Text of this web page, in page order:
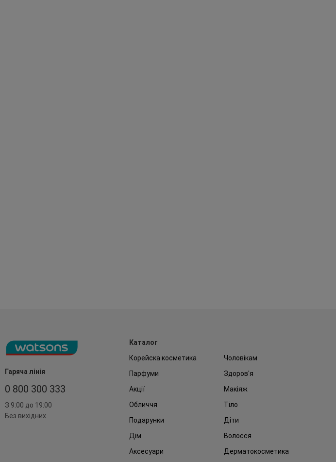
Гаряча лінія
0 800 300 333
З 9:00 до 19:00
Без вихідних
Каталог
Корейска косметика
Чоловікам
Парфуми
Здоров'я
Акції
Макіяж
Обличчя
Тіло
Подарунки
Діти
Дім
Волосся
Аксесуари
Дерматокосметика